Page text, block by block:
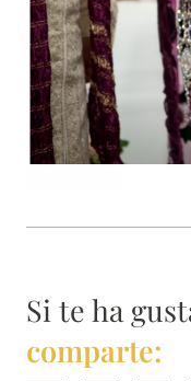
Si te ha
comparte: